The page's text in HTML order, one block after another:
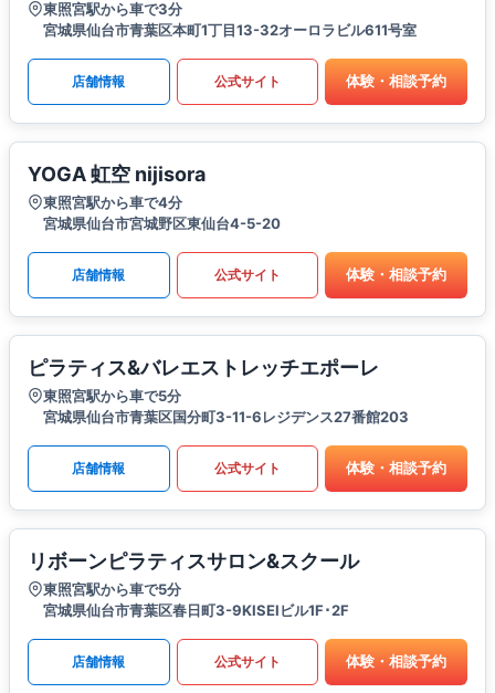
東照宮駅から車で3分
宮城県仙台市青葉区本町1丁目13-32オーロラビル611号室
店舗情報 公式サイト 体験・相談予約
YOGA 虹空 nijisora
東照宮駅から車で4分
宮城県仙台市宮城野区東仙台4-5-20
店舗情報 公式サイト 体験・相談予約
ピラティス&バレエストレッチエポーレ
東照宮駅から車で5分
宮城県仙台市青葉区国分町3-11-6レジデンス27番館203
店舗情報 公式サイト 体験・相談予約
リボーンピラティスサロン&スクール
東照宮駅から車で5分
宮城県仙台市青葉区春日町3-9KISEIビル1F･2F
店舗情報 公式サイト 体験・相談予約